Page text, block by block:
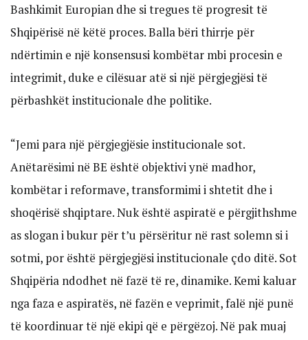
Bashkimit Europian dhe si tregues të progresit të
Shqipërisë në këtë proces. Balla bëri thirrje për
ndërtimin e një konsensusi kombëtar mbi procesin e
integrimit, duke e cilësuar atë si një përgjegjësi të
përbashkët institucionale dhe politike.
“Jemi para një përgjegjësie institucionale sot.
Anëtarësimi në BE është objektivi ynë madhor,
kombëtar i reformave, transformimi i shtetit dhe i
shoqërisë shqiptare. Nuk është aspiratë e përgjithshme
as slogan i bukur për t’u përsëritur në rast solemn si i
sotmi, por është përgjegjësi institucionale çdo ditë. Sot
Shqipëria ndodhet në fazë të re, dinamike. Kemi kaluar
nga faza e aspiratës, në fazën e veprimit, falë një punë
të koordinuar të një ekipi që e përgëzoj. Në pak muaj